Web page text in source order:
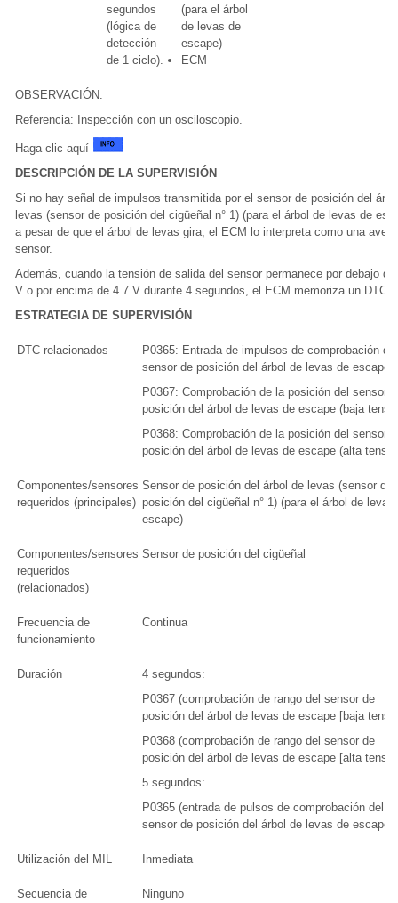
segundos
(lógica de
detección
de 1 ciclo).
(para el árbol
de levas de
escape)
ECM
OBSERVACIÓN:
Referencia: Inspección con un osciloscopio.
Haga clic aquí
DESCRIPCIÓN DE LA SUPERVISIÓN
Si no hay señal de impulsos transmitida por el sensor de posición del
levas (sensor de posición del cigüeñal n° 1) (para el árbol de levas de
a pesar de que el árbol de levas gira, el ECM lo interpreta como una
sensor.
Además, cuando la tensión de salida del sensor permanece por debajo de
V o por encima de 4.7 V durante 4 segundos, el ECM memoriza un DTC.
ESTRATEGIA DE SUPERVISIÓN
DTC relacionados
P0365: Entrada de impulsos de comprobación del
sensor de posición del árbol de levas de escape
P0367: Comprobación de la posición del sensor
posición del árbol de levas de escape (baja
P0368: Comprobación de la posición del sensor
posición del árbol de levas de escape (alta
Componentes/sensores
requeridos (principales)
Sensor de posición del árbol de levas (sensor de
posición del cigüeñal n° 1) (para el árbol de levas
escape)
Componentes/sensores
requeridos
(relacionados)
Sensor de posición del cigüeñal
Frecuencia de
funcionamiento
Continua
Duración
4 segundos:
P0367 (comprobación de rango del sensor de
posición del árbol de levas de escape [baja
P0368 (comprobación de rango del sensor de
posición del árbol de levas de escape [alta
5 segundos:
P0365 (entrada de pulsos de comprobación del
sensor de posición del árbol de levas de escape)
Utilización del MIL Inmediata
Secuencia de Ninguno